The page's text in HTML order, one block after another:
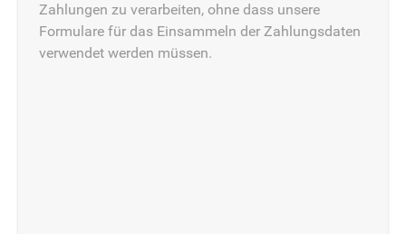
Zahlungen zu verarbeiten, ohne dass unsere
Formulare für das Einsammeln der Zahlungsdaten
verwendet werden müssen.